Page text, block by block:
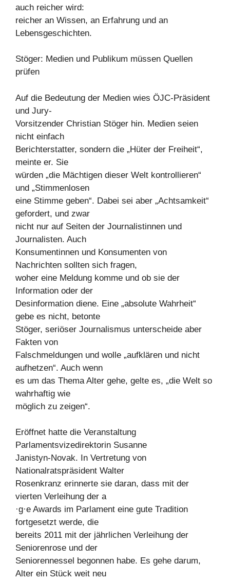
auch reicher wird:
reicher an Wissen, an Erfahrung und an
Lebensgeschichten.
Stöger: Medien und Publikum müssen Quellen
prüfen
Auf die Bedeutung der Medien wies ÖJC-Präsident
und Jury-
Vorsitzender Christian Stöger hin. Medien seien
nicht einfach
Berichterstatter, sondern die „Hüter der Freiheit“,
meinte er. Sie
würden „die Mächtigen dieser Welt kontrollieren“
und „Stimmenlosen
eine Stimme geben“. Dabei sei aber „Achtsamkeit“
gefordert, und zwar
nicht nur auf Seiten der Journalistinnen und
Journalisten. Auch
Konsumentinnen und Konsumenten von
Nachrichten sollten sich fragen,
woher eine Meldung komme und ob sie der
Information oder der
Desinformation diene. Eine „absolute Wahrheit“
gebe es nicht, betonte
Stöger, seriöser Journalismus unterscheide aber
Fakten von
Falschmeldungen und wolle „aufklären und nicht
aufhetzen“. Auch wenn
es um das Thema Alter gehe, gelte es, „die Welt so
wahrhaftig wie
möglich zu zeigen“.
Eröffnet hatte die Veranstaltung
Parlamentsvizedirektorin Susanne
Janistyn-Novak. In Vertretung von
Nationalratspräsident Walter
Rosenkranz erinnerte sie daran, dass mit der
vierten Verleihung der a
·g·e Awards im Parlament eine gute Tradition
fortgesetzt werde, die
bereits 2011 mit der jährlichen Verleihung der
Seniorenrose und der
Seniorennessel begonnen habe. Es gehe darum,
Alter ein Stück weit neu